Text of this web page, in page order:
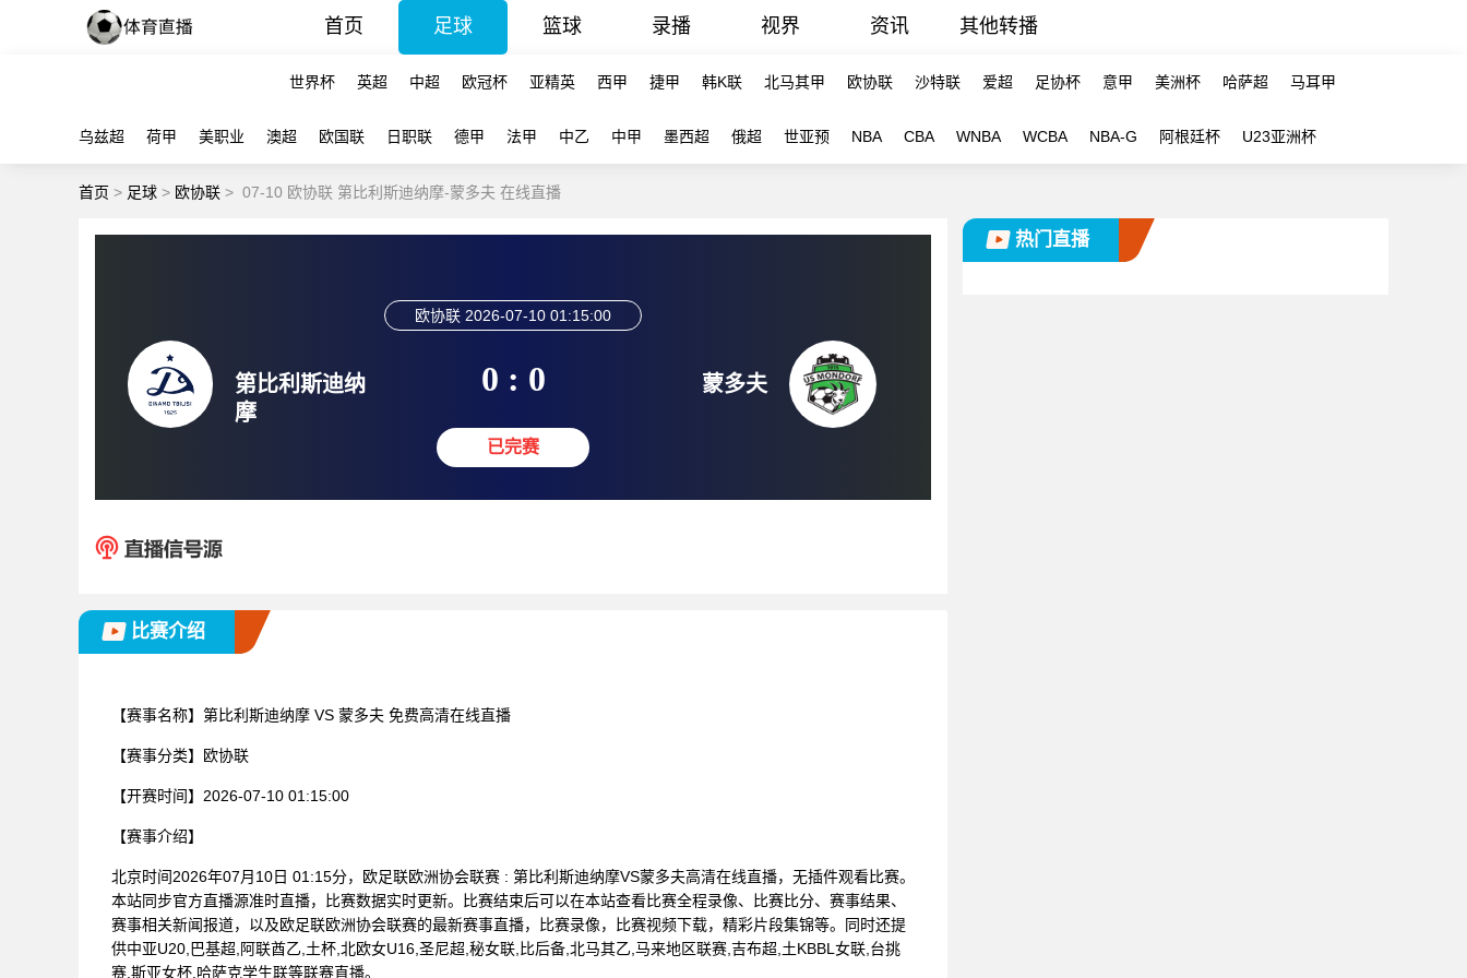
首页 足球 篮球 录播 视界 资讯 其他转播
世界杯 英超 中超 欧冠杯 亚精英 西甲 捷甲 韩K联 北马其甲 欧协联 沙特联 爱超 足协杯 意甲 美洲杯 哈萨超 马耳甲
乌兹超 荷甲 美职业 澳超 欧国联 日职联 德甲 法甲 中乙 中甲 墨西超 俄超 世亚预 NBA CBA WNBA WCBA NBA-G 阿根廷杯 U23亚洲杯
首页 > 足球 > 欧协联 > 07-10 欧协联 第比利斯迪纳摩-蒙多夫 在线直播
第比利斯迪纳
摩
欧协联 2026-07-10 01:15:00
0 : 0
已完赛
蒙多夫
比赛介绍
【赛事名称】 第比利斯迪纳摩 VS 蒙多夫 免费高清在线直播
【赛事分类】 欧协联
【开赛时间】 2026-07-10 01:15:00
【赛事介绍】
北京时间2026年07月10日 01:15分，欧足联欧洲协会联赛 : 第比利斯迪纳摩VS蒙多夫高清在线直播，无插件观看比赛。
本站同步官方直播源准时直播，比赛数据实时更新。比赛结束后可以在本站查看比赛全程录像、比赛比分、赛事结果、
赛事相关新闻报道，以及欧足联欧洲协会联赛的最新赛事直播，比赛录像，比赛视频下载，精彩片段集锦等。同时还提
供中亚U20,巴基超,阿联酋乙,土杯,北欧女U16,圣尼超,秘女联,比后备,北马其乙,马来地区联赛,吉布超,土KBBL女联,台挑
赛,斯亚女杯,哈萨克学生联等联赛直播。
热门直播